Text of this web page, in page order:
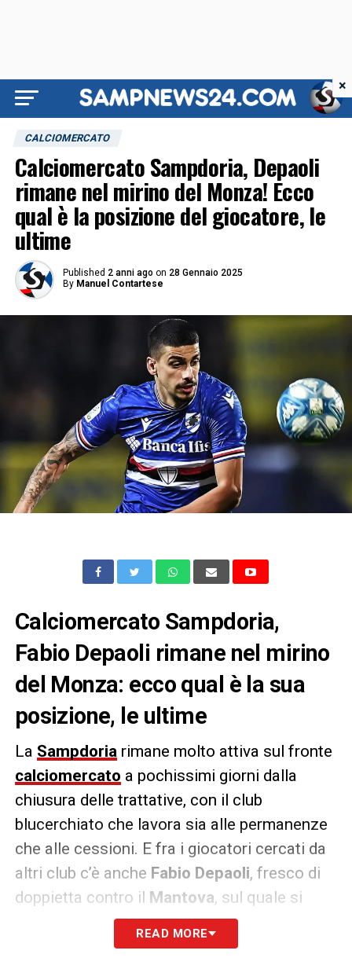
CALCIOMERCATO
Calciomercato Sampdoria, Depaoli
rimane nel mirino del Monza! Ecco
qual è la posizione del giocatore, le
ultime
Published 2 anni ago on 28 Gennaio 2025
By Manuel Contartese
Calciomercato Sampdoria,
Fabio Depaoli rimane nel mirino
del Monza: ecco qual è la sua
posizione, le ultime
La Sampdoriarimane molto attiva sul fronte
calciomercato a pochissimi giorni dalla
chiusura delle trattative, con il club
blucerchiato che lavora sia alle permanenze
che alle cessioni. E fra i giocatori cercati da
altri club c’è anche Fabio Depaoli, fresco di
doppietta contro il Mantova, sul quale si
continua a registrare l’interesse del Monza.
READ MORE
×